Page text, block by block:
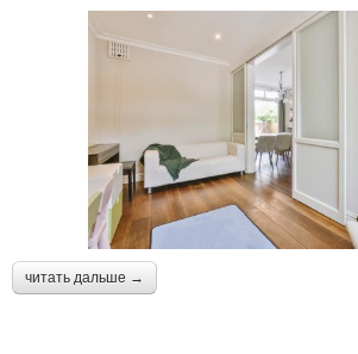
читать дальше →